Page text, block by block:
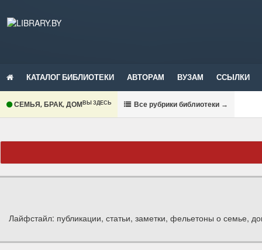
КАТАЛОГ БИБЛИОТЕКИ АВТОРАМ ВУЗАМ ССЫЛКИ
СЕМЬЯ, БРАК, ДОМВЫ ЗДЕСЬ Все рубрики библиотеки →
Лайфстайл: публикации, статьи, заметки, фельетоны о семье,